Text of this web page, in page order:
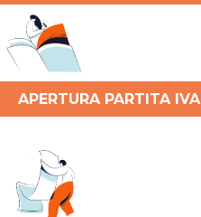
APERTURA PARTITA IVA